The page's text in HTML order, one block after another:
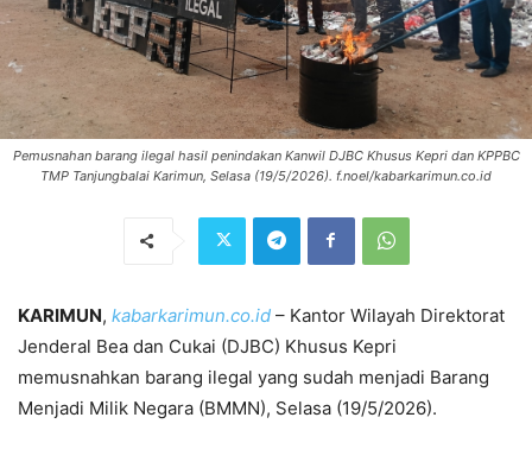
Pemusnahan barang ilegal hasil penindakan Kanwil DJBC Khusus Kepri dan KPPBC
TMP Tanjungbalai Karimun, Selasa (19/5/2026). f.noel/kabarkarimun.co.id
KARIMUN, kabarkarimun.co.id – Kantor Wilayah Direktorat
Jenderal Bea dan Cukai (DJBC) Khusus Kepri
memusnahkan barang ilegal yang sudah menjadi Barang
Menjadi Milik Negara (BMMN), Selasa (19/5/2026).